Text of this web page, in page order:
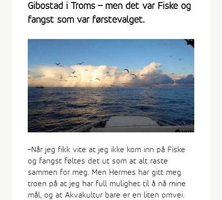
Gibostad i Troms – men det var Fiske og
fangst som var førstevalget.
–Når jeg fikk vite at jeg ikke kom inn på Fiske
og fangst føltes det ut som at alt raste
sammen for meg. Men Hermes har gitt meg
troen på at jeg har full mulighet til å nå mine
mål, og at Akvakultur bare er en liten omvei.